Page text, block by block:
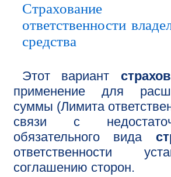
Страхование
ответственности
средства
Этот вариант
применение для
суммы (Лимита
связи с
обязательного вида
ответственности
соглашению сторон.